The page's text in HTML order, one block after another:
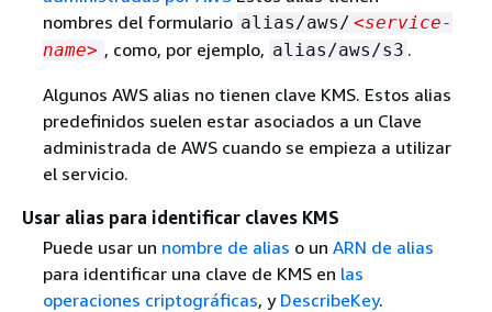
nombres del formulario alias/aws/ <service-
name> , como, por ejemplo, alias/aws/s3 .
Algunos AWS alias no tienen clave KMS. Estos alias
predefinidos suelen estar asociados a un Clave
administrada de AWS cuando se empieza a utilizar
el servicio.
Usar alias para identificar claves KMS
Puede usar un nombre de alias o un ARN de alias
para identificar una clave de KMS en las
operaciones criptográficas, y DescribeKey.